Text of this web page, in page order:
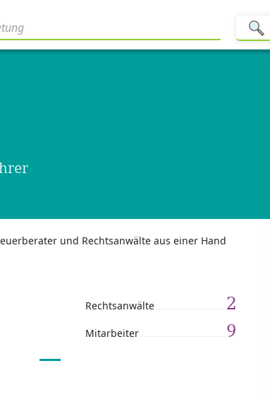
und Rechtsanwälte aus einer Hand
Rechtsanwälte 2
Mitarbeiter 9